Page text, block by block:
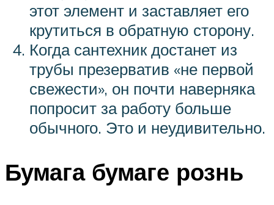
этот элемент и заставляет его
крутиться в обратную сторону.
Когда сантехник достанет из
трубы презерватив «не первой
свежести», он почти наверняка
попросит за работу больше
обычного. Это и неудивительно.
Бумага бумаге рознь